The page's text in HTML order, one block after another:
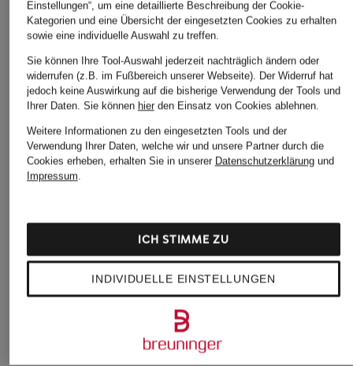
Ursprünglich:119,95 €
Weitere Kategorien
Strickjacken
Blaue Marc O'Polo
Marco Polo Culottes
Marco Polo
Daunenmantel
Marco Polo Denim
Marco Polo Handtücher
Marco Polo Herren
Einstellungen“, um eine detaillierte Beschreibung der Cookie-
Kategorien und eine Übersicht der eingesetzten Cookies zu erhalten
sowie eine individuelle Auswahl zu treffen.
Sie können Ihre Tool-Auswahl jederzeit nachträglich ändern oder
widerrufen (z.B. im Fußbereich unserer Webseite). Der Widerruf hat
jedoch keine Auswirkung auf die bisherige Verwendung der Tools und
Ihrer Daten. Sie können hierden Einsatz von Cookies ablehnen.
Weitere Informationen zu den eingesetzten Tools und der
Verwendung Ihrer Daten, welche wir und unsere Partner durch die
Cookies erheben, erhalten Sie in unserer Datenschutzerklärungund
Impressum.
INDIVIDUELLE EINSTELLUNGEN
ICH STIMME ZU